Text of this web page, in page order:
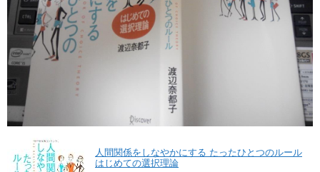
人間関係をしなやかにする たったひとつのルール
はじめての選択理論